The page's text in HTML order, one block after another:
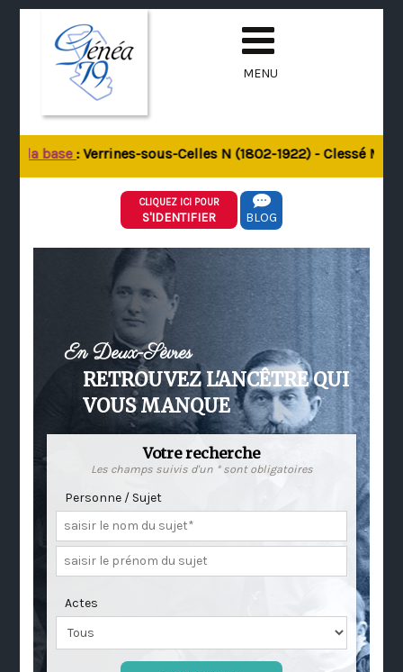
MENU
la base: Verrines-sous-Celles N (1802-1922) - Clessé M
CLIQUEZ ICI POUR
S'IDENTIFIER BLOG
En Deux-Sèvres
RETROUVEZ L'ANCÊTRE QUI
VOUS MANQUE
Votre recherche
Les champs suivis d'un * sont obligatoires
Personne / Sujet
Actes